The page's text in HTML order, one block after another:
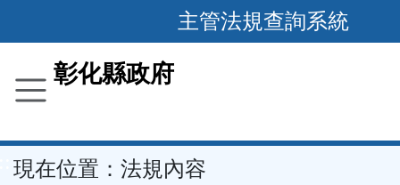
到
要
容
區
主管法規查詢系統
彰化縣政府
現在位置： 法規內容